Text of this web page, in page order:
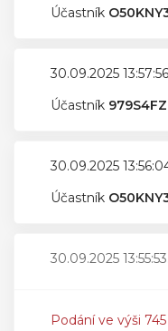
Účastník
30.09.2025
Účastník
30.09.2025
Účastník
30.09.2025
Podání ve výši